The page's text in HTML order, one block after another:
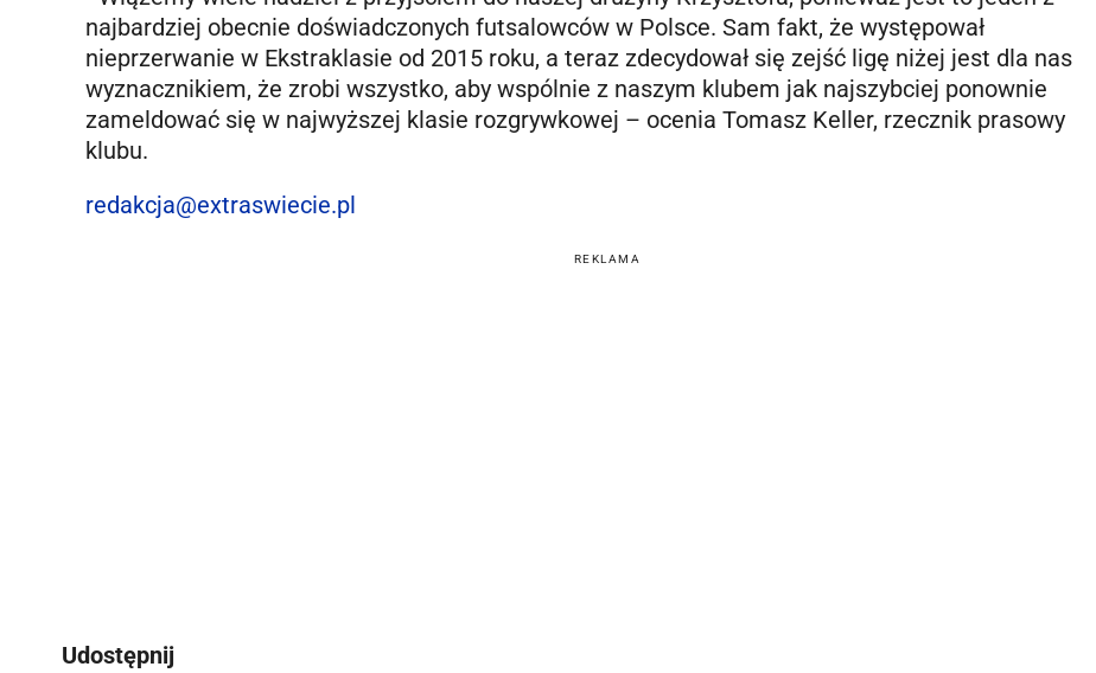
najbardziej obecnie doświadczonych futsalowców w Polsce. Sam fakt, że występował
nieprzerwanie w Ekstraklasie od 2015 roku, a teraz zdecydował się zejść ligę niżej jest dla nas
wyznacznikiem, że zrobi wszystko, aby wspólnie z naszym klubem jak najszybciej ponownie
zameldować się w najwyższej klasie rozgrywkowej – ocenia Tomasz Keller, rzecznik prasowy
klubu.
redakcja@extraswiecie.pl
REKLAMA
Udostępnij